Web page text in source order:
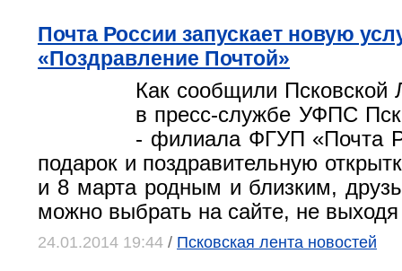
Почта России запускает новую
«Поздравление Почтой»
Как сообщили Псковской
в пресс-службе УФПС
- филиала ФГУП «Почта
подарок и поздравительную
и 8 марта родным и близким,
можно выбрать на сайте, не
24.01.2014 19:44 / Псковская лента новостей